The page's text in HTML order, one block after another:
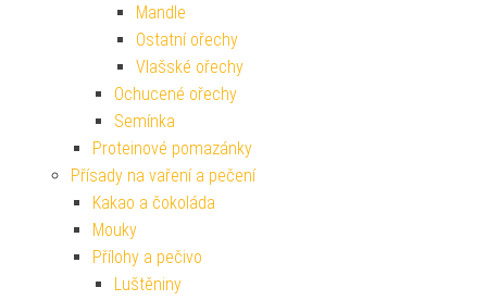
Mandle
Ostatní ořechy
Vlašské ořechy
Ochucené ořechy
Semínka
Proteinové pomazánky
Přísady na vaření a pečení
Kakao a čokoláda
Mouky
Přílohy a pečivo
Luštěniny